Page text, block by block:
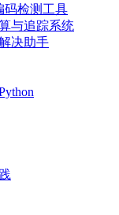
码检测工具
与追踪系统
决助手